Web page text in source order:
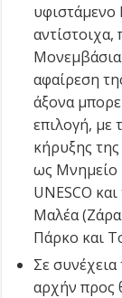
υφιστάμενο
αφαίρεση
άξονα
επιλογή, με
κήρυξης
ως Μνημείο
UNESCO
Μαλέα
Πάρκο και
Σε
αρχήν προς